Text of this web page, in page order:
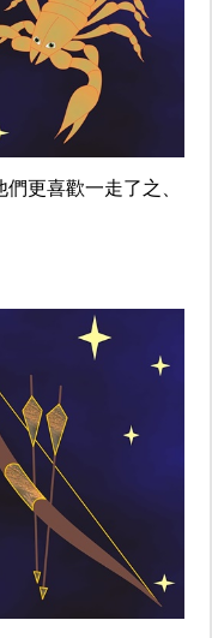
更喜歡一走了之、